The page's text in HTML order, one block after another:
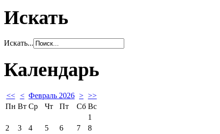
Искать
Искать...
Календарь
<< < Февраль 2026 > >>
Пн Вт Ср Чт Пт Сб Вс
1
2
3 4 5 6 7
8